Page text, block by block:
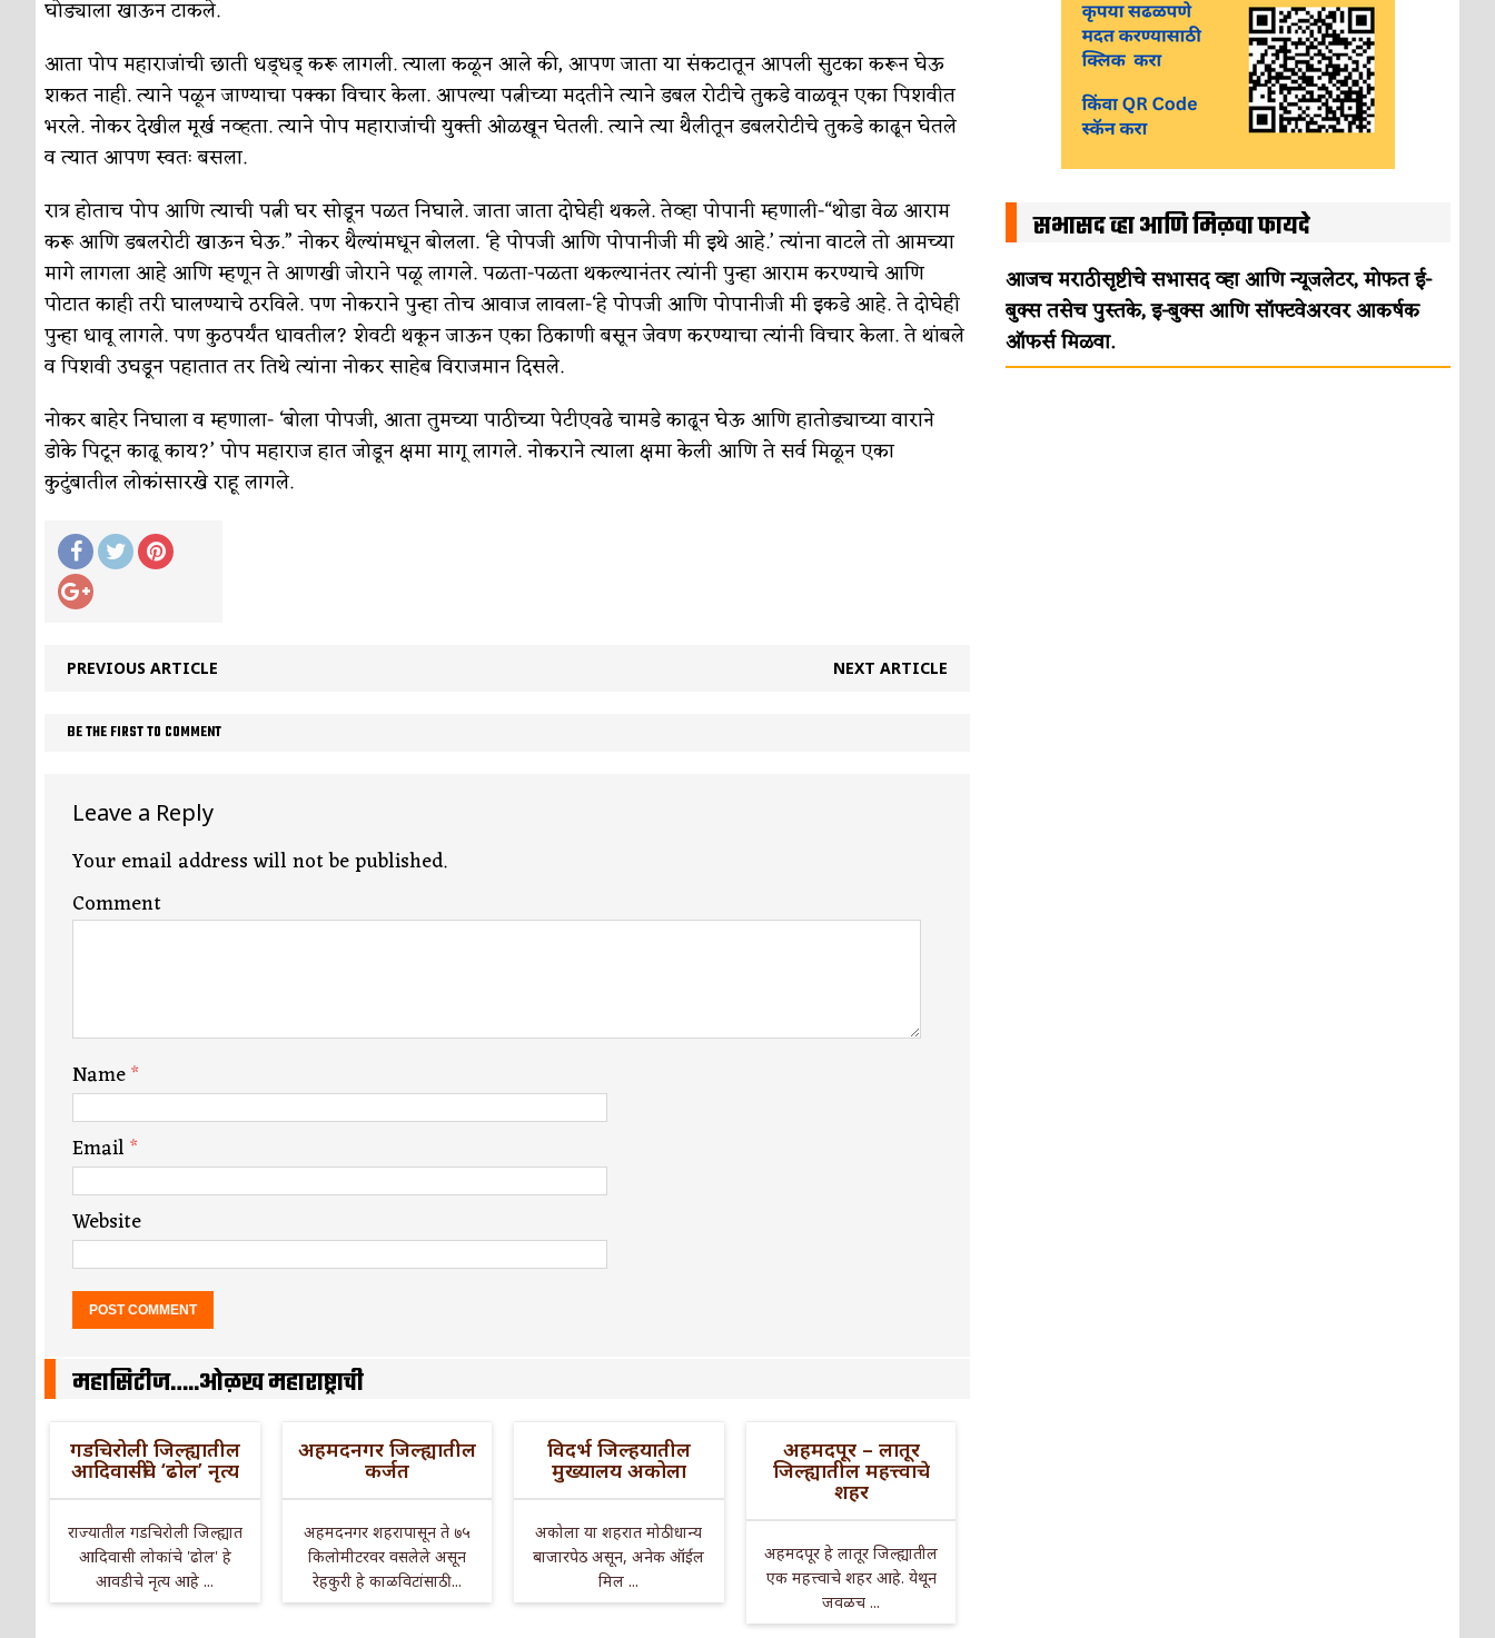
घोड्याला खाऊन टाकले.
आता पोप महाराजांची छाती धड्धड् करू लागली. त्याला कळून आले की, आपण जाता या संकटातून आपली सुटका करून घेऊ
शकत नाही. त्याने पळून जाण्याचा पक्का विचार केला. आपल्या पत्नीच्या मदतीने त्याने डबल रोटीचे तुकडे वाळवून एका पिशवीत
भरले. नोकर देखील मूर्ख नव्हता. त्याने पोप महाराजांची युक्ती ओळखून घेतली. त्याने त्या थैलीतून डबलरोटीचे तुकडे काढून घेतले
व त्यात आपण स्वतः बसला.
रात्र होताच पोप आणि त्याची पत्नी घर सोडून पळत निघाले. जाता जाता दोघेही थकले. तेव्हा पोपानी म्हणाली-“थोडा वेळ आराम
करू आणि डबलरोटी खाऊन घेऊ.” नोकर थैल्यांमधून बोलला. ‘हे पोपजी आणि पोपानीजी मी इथे आहे.’ त्यांना वाटले तो आमच्या
मागे लागला आहे आणि म्हणून ते आणखी जोराने पळू लागले. पळता-पळता थकल्यानंतर त्यांनी पुन्हा आराम करण्याचे आणि
पोटात काही तरी घालण्याचे ठरविले. पण नोकराने पुन्हा तोच आवाज लावला-‘हे पोपजी आणि पोपानीजी मी इकडे आहे. ते दोघेही
पुन्हा धावू लागले. पण कुठपर्यंत धावतील? शेवटी थकून जाऊन एका ठिकाणी बसून जेवण करण्याचा त्यांनी विचार केला. ते थांबले
व पिशवी उघडून पहातात तर तिथे त्यांना नोकर साहेब विराजमान दिसले.
नोकर बाहेर निघाला व म्हणाला- ‘बोला पोपजी, आता तुमच्या पाठीच्या पेटीएवढे चामडे काढून घेऊ आणि हातोड्याच्या वाराने
डोके पिटून काढू काय?’ पोप महाराज हात जोडून क्षमा मागू लागले. नोकराने त्याला क्षमा केली आणि ते सर्व मिळून एका
कुटुंबातील लोकांसारखे राहू लागले.
PREVIOUS ARTICLE NEXT ARTICLE
BE THE FIRST TO COMMENT
Leave a Reply
Your email address will not be published.
Comment
Name*
Email*
Website
महासिटीज…..ओळख महाराष्ट्राची
गडचिरोली जिल्ह्यातील
आदिवासींचे ‘ढोल’ नृत्य
राज्यातील गडचिरोली जिल्ह्यात
आदिवासी लोकांचे 'ढोल' हे
आवडीचे नृत्य आहे ...
अहमदनगर जिल्ह्यातील
कर्जत
अहमदनगर शहरापासून ते ७५
किलोमीटरवर वसलेले असून
रेहकुरी हे काळविटांसाठी ...
विदर्भ जिल्हयातील
मुख्यालय अकोला
अकोला या शहरात मोठी धान्य
बाजारपेठ असून, अनेक ऑईल
मिल ...
अहमदपूर – लातूर
जिल्ह्यातील महत्त्वाचे
शहर
अहमदपूर हे लातूर जिल्ह्यातील
एक महत्त्वाचे शहर आहे. येथून
जवळच ...
सभासद व्हा आणि मिळवा फायदे
आजच मराठीसृष्टीचे सभासद व्हा आणि न्यूजलेटर, मोफत ई-
बुक्स तसेच पुस्तके, इ-बुक्स आणि सॉफ्टवेअरवर आकर्षक
ऑफर्स मिळवा.